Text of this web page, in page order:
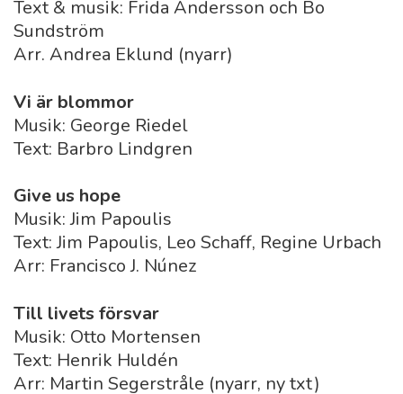
Text & musik: Frida Andersson och Bo
Sundström
Arr. Andrea Eklund (nyarr)
Vi är blommor
Musik: George Riedel
Text: Barbro Lindgren
Give us hope
Musik: Jim Papoulis
Text: Jim Papoulis, Leo Schaff, Regine Urbach
Arr: Francisco J. Núnez
Till livets försvar
Musik: Otto Mortensen
Text: Henrik Huldén
Arr: Martin Segerstråle (nyarr, ny txt)